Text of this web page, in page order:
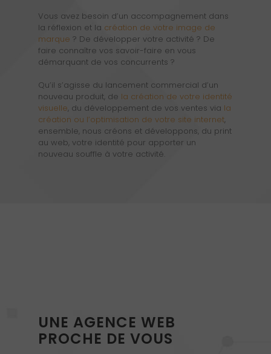
Vous avez besoin d’un accompagnement dans
la réflexion et la création de votre image de
marque ? De développer votre activité ? De
faire connaître vos savoir-faire en vous
démarquant de vos concurrents ?
Qu’il s’agisse du lancement commercial d’un
nouveau produit, de la création de votre identité
visuelle, du développement de vos ventes via la
création ou l’optimisation de votre site internet,
ensemble, nous créons et développons, du print
au web, votre identité pour apporter un
nouveau souffle à votre activité.
UNE AGENCE WEB
PROCHE DE VOUS